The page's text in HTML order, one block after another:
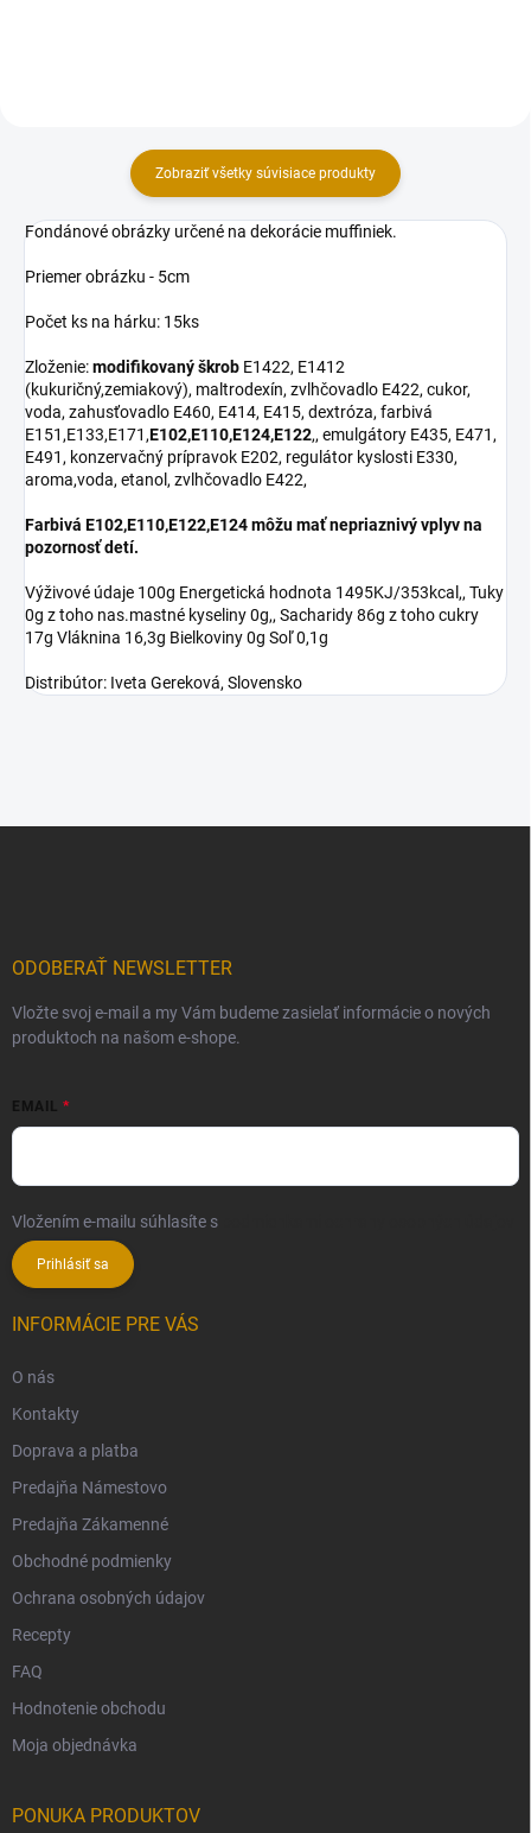
Zobraziť všetky súvisiace produkty
Fondánové obrázky určené na dekorácie muffiniek.
Priemer obrázku - 5cm
Počet ks na hárku: 15ks
Zloženie:modifikovaný škrob E1422, E1412
(kukuričný,zemiakový), maltrodexín, zvlhčovadlo E422, cukor,
voda, zahusťovadlo E460, E414, E415, dextróza, farbivá
E151,E133,E171,E102,E110,E124,E122,, emulgátory E435, E471,
E491, konzervačný prípravok E202, regulátor kyslosti E330,
aroma,voda, etanol, zvlhčovadlo E422,
Farbivá E102,E110,E122,E124 môžu mať nepriaznivý vplyv na
pozornosť detí.
Výživové údaje 100g Energetická hodnota 1495KJ/353kcal,, Tuky
0g z toho nas.mastné kyseliny 0g,, Sacharidy 86g z toho cukry
17g Vláknina 16,3g Bielkoviny 0g Soľ 0,1g
Distribútor: Iveta Gereková, Slovensko
ODOBERAŤ NEWSLETTER
Vložte svoj e-mail a my Vám budeme zasielať informácie o nových
produktoch na našom e-shope.
EMAIL
Vložením e-mailu súhlasíte s
Prihlásiť sa
INFORMÁCIE PRE VÁS
O nás
Kontakty
Doprava a platba
Predajňa Námestovo
Predajňa Zákamenné
Obchodné podmienky
Ochrana osobných údajov
Recepty
FAQ
Hodnotenie obchodu
Moja objednávka
PONUKA PRODUKTOV